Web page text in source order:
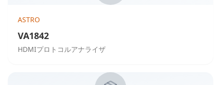
ASTRO
VA1842
HDMIプロトコルアナライザ